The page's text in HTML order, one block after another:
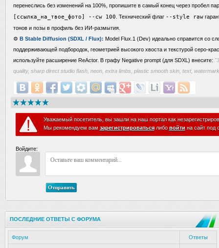
перенеслись без изменений на 100%, пропишите в самый конец через пробел
[ссылка_на_твое_фото] --cw 100 . Технический флаг --style raw
тонов и позы в профиль без ИИ-размытия.
⚙️ В Stable Diffusion (SDXL / Flux): Model Flux.1 (Dev) идеально справится со
поддерживающей подбородок, геометрией высокого хвоста и текстурой серо-
используйте расширение ReActor. В графу Negative prompt (для SDXL) внесите:
quality, sharp direct studio flash, neon, extra limbs, plastic smooth skin, text,
Уважаемый посетитель, вы зашли на наш портал как
Мы рекомендуем вам зарегистрироватьсялибо войти на сайт под
Войдите:
Отправить
ПОСЛЕДНИЕ ОТВЕТЫ С ФОРУМА
Форум Ответы